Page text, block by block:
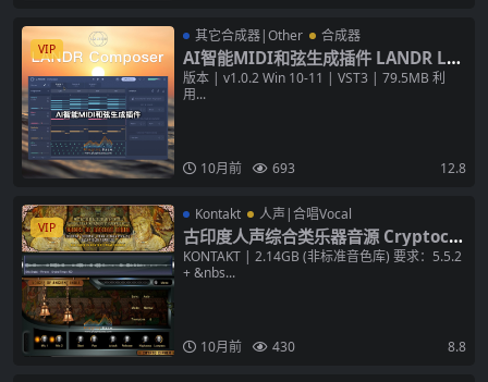
VIP
其它合成器|Other 合成器
AI智能MIDI和弦生成插件 LANDR LA
NDR Composer v1.0.2 [WiN]
版本 | v1.0.2 Win 10-11 | VST3 | 79.5MB 利
用...
10月前 693 12.8
VIP
Kontakt 人声|合唱Vocal
古印度人声综合类乐器音源 Cryptocip
her Voices Of Ancient India KONT
AKT 音色库
KONTAKT | 2.14GB (非标准音色库) 要求：5.5.2
+ &nbs...
10月前 430 8.8